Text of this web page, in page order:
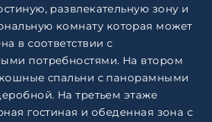
развлекательную зону и
комнату которая может
в соответствии с
потребностями. На втором
спальни с панорамными
На третьем этаже
гостиная и обеденная зона с